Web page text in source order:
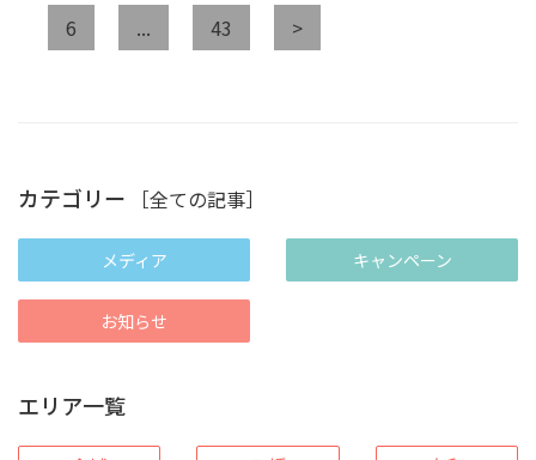
6 ... 43 >
カテゴリー ［全ての記事］
メディア キャンペーン
お知らせ
エリア一覧